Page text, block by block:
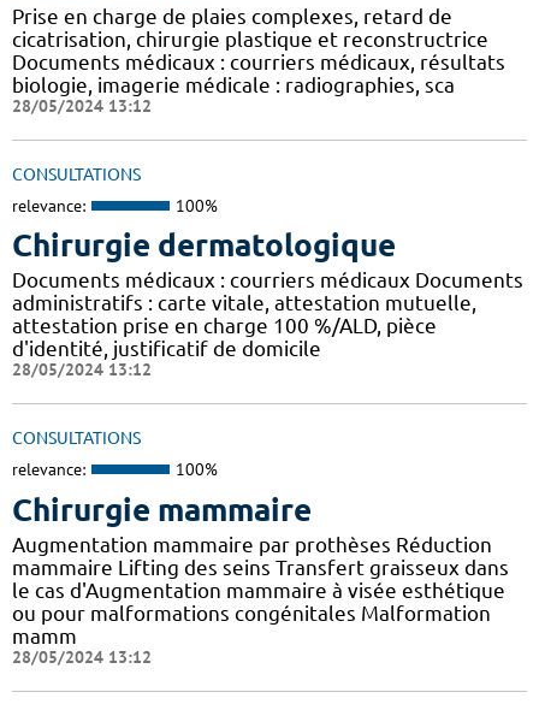
Prise en charge de plaies complexes, retard de
cicatrisation, chirurgie plastique et reconstructrice
Documents médicaux : courriers médicaux, résultats
biologie, imagerie médicale : radiographies, sca
28/05/2024 13:12
CONSULTATIONS
relevance: 100%
Chirurgie dermatologique
Documents médicaux : courriers médicaux Documents
administratifs : carte vitale, attestation mutuelle,
attestation prise en charge 100 %/ALD, pièce
d'identité, justificatif de domicile
28/05/2024 13:12
CONSULTATIONS
relevance: 100%
Chirurgie mammaire
Augmentation mammaire par prothèses Réduction
mammaire Lifting des seins Transfert graisseux dans
le cas d'Augmentation mammaire à visée esthétique
ou pour malformations congénitales Malformation
mamm
28/05/2024 13:12